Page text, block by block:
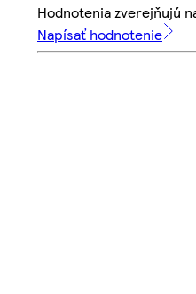
Hodnotenia zverejňujú
Napísať hodnotenie